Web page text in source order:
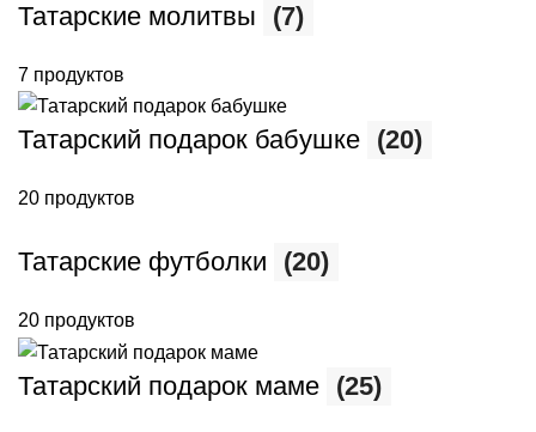
Татарские молитвы (7)
7 продуктов
Татарский подарок бабушке (20)
20 продуктов
Татарские футболки (20)
20 продуктов
Татарский подарок маме (25)